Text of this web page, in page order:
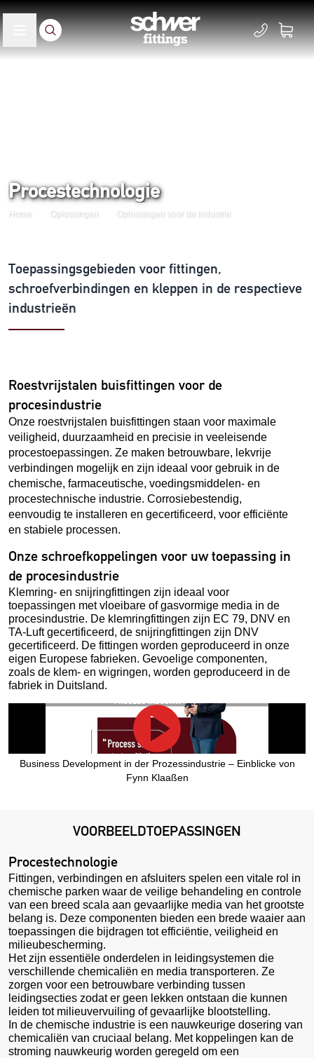
Procestechnologie
Home Oplossingen Oplossingen voor de industrie
Toepassingsgebieden voor fittingen,
schroefverbindingen en kleppen in de respectieve
industrieën
Roestvrijstalen buisfittingen voor de
procesindustrie
Onze roestvrijstalen buisfittingen staan voor maximale
veiligheid, duurzaamheid en precisie in veeleisende
procestoepassingen. Ze maken betrouwbare, lekvrije
verbindingen mogelijk en zijn ideaal voor gebruik in de
chemische, farmaceutische, voedingsmiddelen- en
procestechnische industrie. Corrosiebestendig,
eenvoudig te installeren en gecertificeerd, voor efficiënte
en stabiele processen.
Onze schroefkoppelingen voor uw toepassing in
de procesindustrie
Klemring- en snijringfittingen zijn ideaal voor
toepassingen met vloeibare of gasvormige media in de
procesindustrie. De klemringfittingen zijn EC 79, DNV en
TA-Luft gecertificeerd, de snijringfittingen zijn DNV
gecertificeerd. De fittingen worden geproduceerd in onze
eigen Europese fabrieken. Gevoelige componenten,
zoals de klem- en wigringen, worden geproduceerd in de
fabriek in Duitsland.
Business Development in der Prozessindustrie – Einblicke von
Fynn Klaaßen
VOORBEELDTOEPASSINGEN
Procestechnologie
Fittingen, verbindingen en afsluiters spelen een vitale rol in
chemische parken waar de veilige behandeling en controle
van een breed scala aan gevaarlijke media van het grootste
belang is. Deze componenten bieden een brede waaier aan
toepassingen die bijdragen tot efficiëntie, veiligheid en
milieubescherming.
Het zijn essentiële onderdelen in leidingsystemen die
verschillende chemicaliën en media transporteren. Ze
zorgen voor een betrouwbare verbinding tussen
leidingsecties zodat er geen lekken ontstaan die kunnen
leiden tot milieuvervuiling of gevaarlijke blootstelling.
In de chemische industrie is een nauwkeurige dosering van
chemicaliën van cruciaal belang. Met koppelingen kan de
stroming nauwkeurig worden geregeld om een